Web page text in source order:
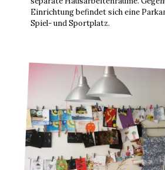
Einrichtung befindet sich eine
Spiel- und Sportplatz.